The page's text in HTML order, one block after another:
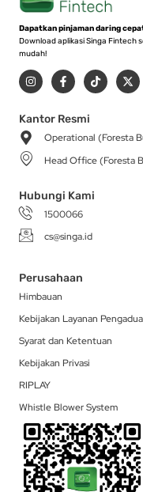
Dapatkan pinjaman daring
Download aplikasi Singa Fintech
mudah!
I
n
s
a
g
r
a
m
F
a
c
b
o
-
T
i
k
X
-
t
t
r
Kantor Resmi
Operational (Foresta
Head Office (Foresta
Hubungi Kami
1500066
cs@singa.id
Perusahaan
Himbauan
Kebijakan Layanan
Syarat dan Ketentuan
Kebijakan Privasi
RIPLAY
Whistle Blower System